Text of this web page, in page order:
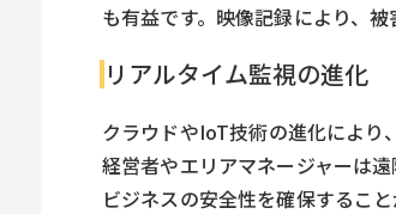
も有益です。映像記録により、
リアルタイム監視の進化
クラウドやIoT技術の進化により
経営者やエリアマネージャーは
ビジネスの安全性を確保すること